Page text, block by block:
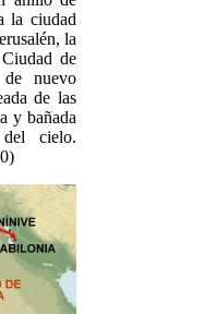
la ciudad
la
de
nuevo
de las
y bañada
cielo.